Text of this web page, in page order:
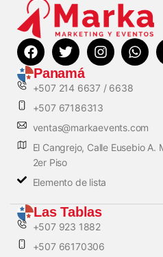
Panamá
+507 214 6637 / 6638
+507 67186313
ventas@markaevents.com
El Cangrejo, Calle Eusebio A.
2er Piso
Elemento de lista
Las Tablas
+507 923 1882
+507 66170306